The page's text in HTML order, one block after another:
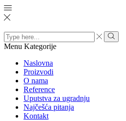
Search
input
Menu Kategorije
Naslovna
Proizvodi
O nama
Reference
Uputstva za ugradnju
Najčešća pitanja
Kontakt